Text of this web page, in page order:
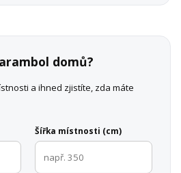
domů?
a ihned zjistíte, zda máte
Šířka místnosti (cm)